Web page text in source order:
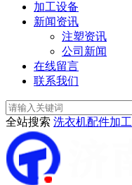
加工设备
新闻资讯
注塑资讯
公司新闻
在线留言
联系我们
全站搜索 洗衣机配件加工